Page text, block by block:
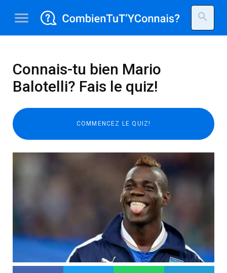
menu search
Connais-tu bien Mario
Balotelli? Fais le quiz!